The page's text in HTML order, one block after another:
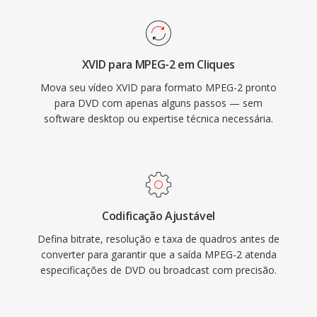
Embora H.264 é codecs mais novos tenham
amplamente substituído o MPEG-4 ASP para
novas codificacoes, o Xvid permanece em uso
antigo é em coleções de mídia legadas.
recursos de resiliencia a erros essenciais para
entrega por transmissão em canais ruidosos,
enquanto a variante de program stream
atende aplicações orientadas a
armazenamento como DVDs. O MPEG-2
suporta resoluções de até 1920x1152 no Main
profissionais. Embora codecs mais novos
compressão substancialmente melhor, o
MPEG-2 permanece enraizado na
infraestrutura de transmissão, sistemas de TV
XVID para MPEG-2 em Cliques
Mova seu vídeo XVID para formato MPEG-2 pronto
para DVD com apenas alguns passos — sem
software desktop ou expertise técnica necessária.
Codificação Ajustável
Defina bitrate, resolução e taxa de quadros antes de
converter para garantir que a saída MPEG-2 atenda
especificações de DVD ou broadcast com precisão.